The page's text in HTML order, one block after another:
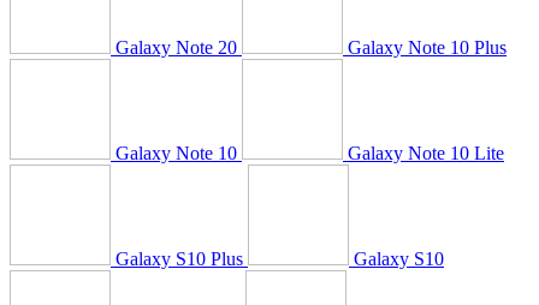
Galaxy Note 20 Galaxy Note 10 Plus
Galaxy Note 10 Galaxy Note 10 Lite
Galaxy S10 Plus Galaxy S10